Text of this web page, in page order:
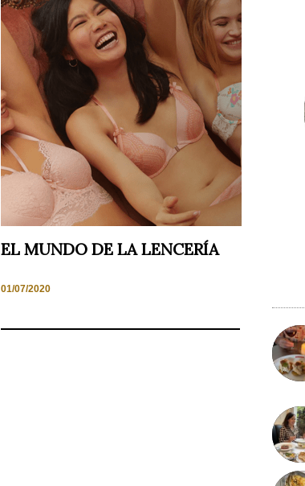
EL MUNDO DE LA LENCERÍA
01/07/2020